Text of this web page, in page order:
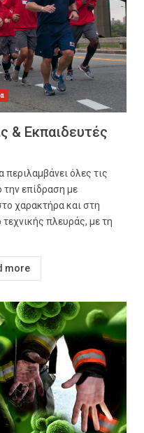
& Εκπαιδευτές
περιλαμβάνει όλες τις
επίδραση με
χαρακτήρα και στη
πλευράς, με τη
more